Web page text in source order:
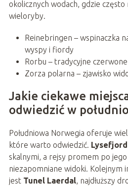
okolicznych wodach, gdzie często
wieloryby.
Reinebringen – wspinaczka
wyspy i fiordy
Rorbu – tradycyjne
Zorza polarna – zjawisko
Jakie ciekawe
odwiedzić w
Południowa Norwegia oferuje
które warto odwiedzić. Lysefjord
skalnymi, a rejsy promem po
niezapomniane widoki. Kolejnym
jest Tunel Laerdal, najdłuższy